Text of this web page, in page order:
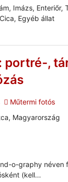
Imázs, Enteriőr,
Egyéb állat
portré-,
Műtermi fotós
Magyarország
o-graphy néven
(kell...